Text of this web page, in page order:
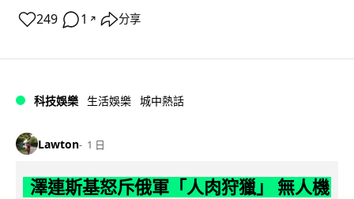
249 1 ↗ 分享
科技娛樂 生活娛樂 城中熱話
Lawton 1 日
澤連斯基怒斥俄軍「人肉狩獵」 無人機